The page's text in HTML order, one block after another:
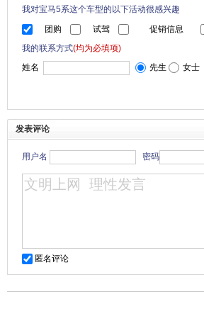
我对宝马5系这个车型的以下活动很感兴趣
团购
试驾 促销信息
我的联系方式(均为必填项)
姓名
先生 女士
发表评论
用户名 密码
匿名评论